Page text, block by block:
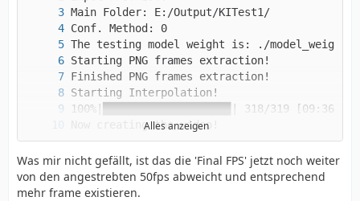
Alles anzeigen
Was mir nicht gefällt, ist das die 'Final FPS' jetzt noch weiter
von den angestrebten 50fps abweicht und entsprechend
mehr frame existieren.